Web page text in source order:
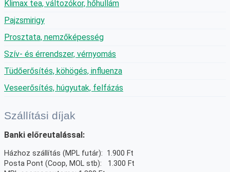
Klimax tea, változókor, hőhullám
Pajzsmirigy
Prosztata, nemzőképesség
Szív- és érrendszer, vérnyomás
Tüdőerősítés, köhögés, influenza
Veseerősítés, húgyutak, felfázás
Szállítási díjak
Banki előreutalással:
Házhoz szállítás (MPL futár): 1.900 Ft
Posta Pont (Coop, MOL stb): 1.300 Ft